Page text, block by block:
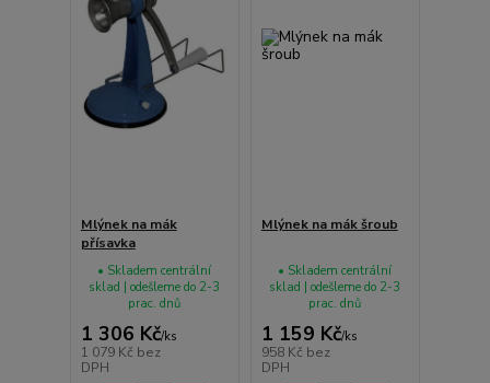
Mlýnek na mák
přísavka
1 306 Kč/ks
1 079 Kč bez
DPH
• Skladem centrální
sklad | odešleme do 2-3
prac. dnů
Mlýnek na mák šroub
1 159 Kč/ks
958 Kč bez
DPH
• Skladem centrální
sklad | odešleme do 2-3
prac. dnů